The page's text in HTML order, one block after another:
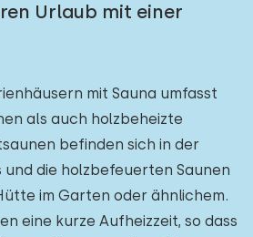
Urlaub mit einer
mit Sauna umfasst
als auch holzbeheizte
befinden sich in der
und die holzbefeuerten Saunen
im Garten oder ähnlichem.
eine kurze Aufheizzeit, so dass